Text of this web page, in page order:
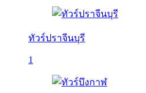
ทัวร์ปราจีนบุรี
1